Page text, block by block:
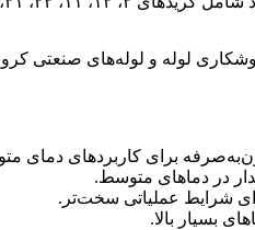
لوله و لوله‌های صنعتی کروم-
برای کاربردهای دمای
در دماهای متوسط.
شرایط عملیاتی سخت‌تر.
بسیار بالا.